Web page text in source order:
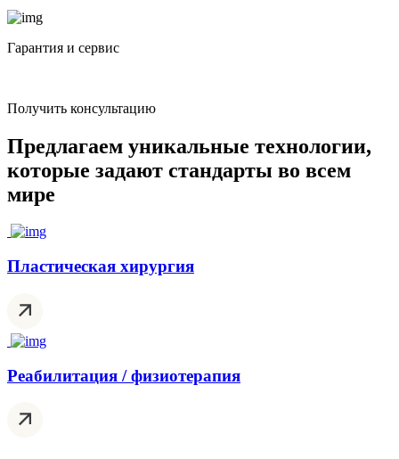
Гарантия и сервис
Получить консультацию
Предлагаем уникальные технологии,
которые задают стандарты во всем
мире
Пластическая хирургия
Реабилитация / физиотерапия